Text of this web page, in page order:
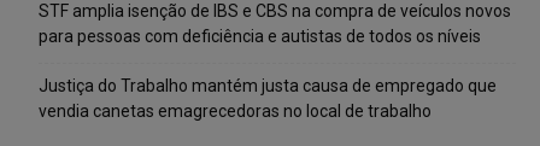
STF amplia isenção de IBS e CBS na compra de veículos novos
para pessoas com deficiência e autistas de todos os níveis
Justiça do Trabalho mantém justa causa de empregado que
vendia canetas emagrecedoras no local de trabalho